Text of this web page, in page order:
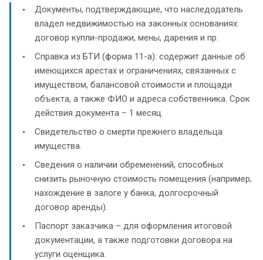
Документы, подтверждающие, что наследодатель
владел недвижимостью на законных основаниях:
договор купли-продажи, мены, дарения и пр.
Справка из БТИ (форма 11-а): содержит данные об
имеющихся арестах и ограничениях, связанных с
имуществом, балансовой стоимости и площади
объекта, а также ФИО и адреса собственника. Срок
действия документа – 1 месяц.
Свидетельство о смерти прежнего владельца
имущества.
Сведения о наличии обременений, способных
снизить рыночную стоимость помещения (например,
нахождение в залоге у банка, долгосрочный
договор аренды).
Паспорт заказчика – для оформления итоговой
документации, а также подготовки договора на
услуги оценщика.